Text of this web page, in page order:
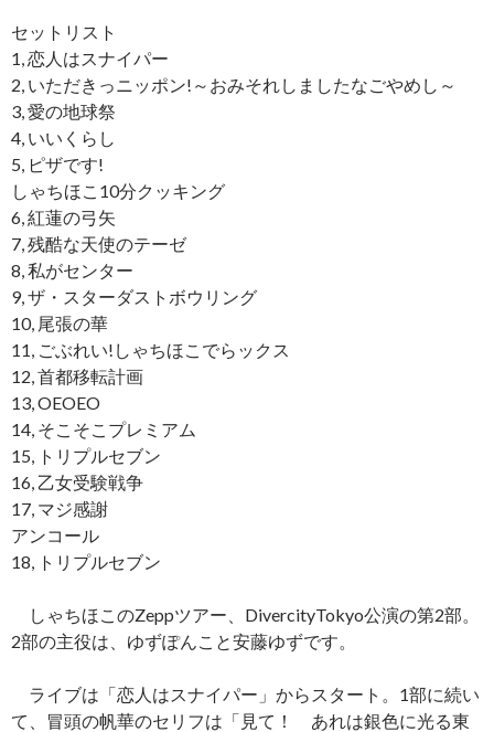
セットリスト
1, 恋人はスナイパー
2, いただきっニッポン!～おみそれしましたなごやめし～
3, 愛の地球祭
4, いいくらし
5, ピザです!
しゃちほこ10分クッキング
6, 紅蓮の弓矢
7, 残酷な天使のテーゼ
8, 私がセンター
9, ザ・スターダストボウリング
10, 尾張の華
11, ごぶれい!しゃちほこでらックス
12, 首都移転計画
13, OEOEO
14, そこそこプレミアム
15, トリプルセブン
16, 乙女受験戦争
17, マジ感謝
アンコール
18, トリプルセブン
しゃちほこのZeppツアー、DivercityTokyo公演の第2部。
2部の主役は、ゆずぽんこと安藤ゆずです。
ライブは「恋人はスナイパー」からスタート。1部に続い
て、冒頭の帆華のセリフは「見て！ あれは銀色に光る東